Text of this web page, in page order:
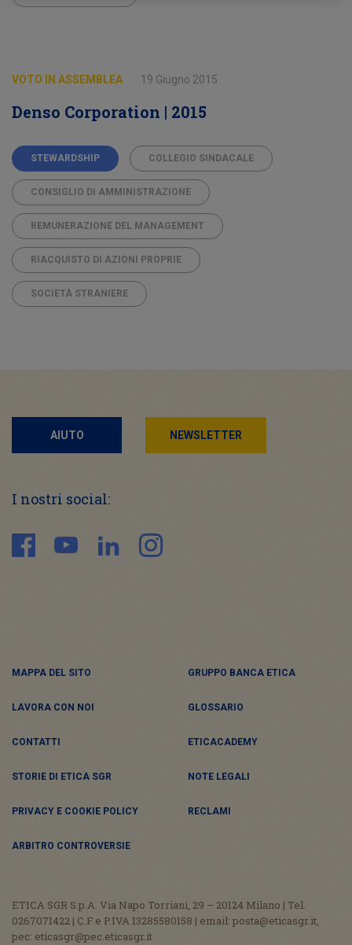
VOTO IN ASSEMBLEA 19 Giugno 2015
Denso Corporation | 2015
STEWARDSHIP COLLEGIO SINDACALE
CONSIGLIO DI AMMINISTRAZIONE
REMUNERAZIONE DEL MANAGEMENT
RIACQUISTO DI AZIONI PROPRIE
SOCIETÀ STRANIERE
AIUTO NEWSLETTER
I nostri social:
MAPPA DEL SITO GRUPPO BANCA ETICA
LAVORA CON NOI GLOSSARIO
CONTATTI ETICACADEMY
STORIE DI ETICA SGR NOTE LEGALI
PRIVACY E COOKIE POLICY RECLAMI
ARBITRO CONTROVERSIE
ETICA SGR S.p.A. Via Napo Torriani, 29 – 20124 Milano | Tel.
0267071422 | C.F e P.IVA 13285580158 | email: posta@eticasgr.it,
pec: eticasgr@pec.eticasgr.it